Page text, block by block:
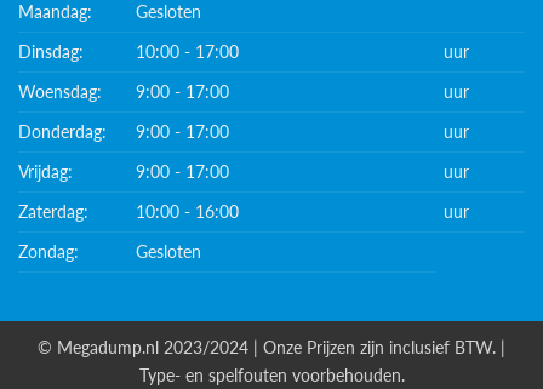
Maandag:
Gesloten
Dinsdag:
10:00 - 17:00
uur
Woensdag:
9:00 - 17:00
uur
Donderdag:
9:00 - 17:00
uur
Vrijdag:
9:00 - 17:00
uur
Zaterdag:
10:00 - 16:00
uur
Zondag:
Gesloten
© Megadump.nl 2023/2024 | Onze Prijzen zijn inclusief BTW. |
Type- en spelfouten voorbehouden.